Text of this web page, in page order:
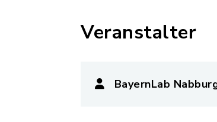
Veranstalter
BayernLab